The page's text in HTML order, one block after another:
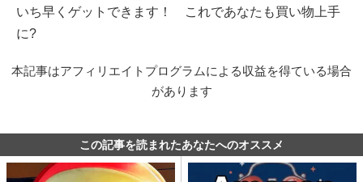
いち早くゲットできます！ これであなたも買い物上手
に?
本記事はアフィリエイトプログラムによる収益を得ている場合
があります
この記事を読まれたあなたへのオススメ